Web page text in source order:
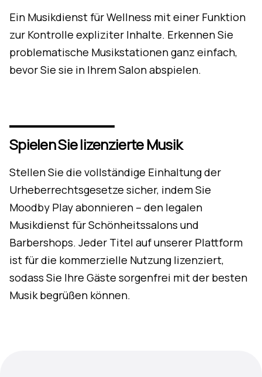
Ein Musikdienst für Wellness mit einer Funktion
zur Kontrolle expliziter Inhalte. Erkennen Sie
problematische Musikstationen ganz einfach,
bevor Sie sie in Ihrem Salon abspielen.
Spielen Sie lizenzierte Musik
Stellen Sie die vollständige Einhaltung der
Urheberrechtsgesetze sicher, indem Sie
Moodby Play abonnieren – den legalen
Musikdienst für Schönheitssalons und
Barbershops. Jeder Titel auf unserer Plattform
ist für die kommerzielle Nutzung lizenziert,
sodass Sie Ihre Gäste sorgenfrei mit der besten
Musik begrüßen können.